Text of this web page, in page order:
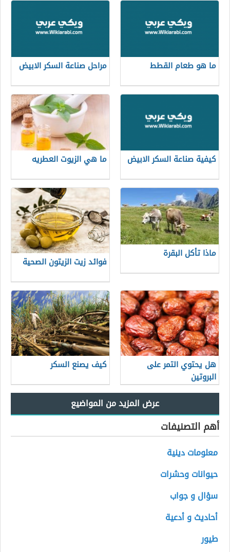
ما هو طعام القطط مراحل صناعة السكر الابيض
كيفية صناعة السكر الابيض ما هي الزيوت العطريه
ماذا تأكل البقرة
فوائد زيت الزيتون الصحية
هل يحتوي التمر على
البروتين
كيف يصنع السكر
أهم التصنيفات
معلومات دينية
حيوانات وحشرات
سؤال و جواب
أحاديث و أدعية
طيور